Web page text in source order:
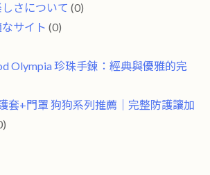
さについて (0)
サイト (0)
Olympia 珍珠手鍊：經典與優雅的完
套+門罩 狗狗系列推薦｜完整防護讓加